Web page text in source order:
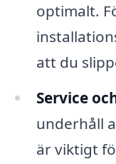
optimalt.
att du
Service
underhåll
är viktigt